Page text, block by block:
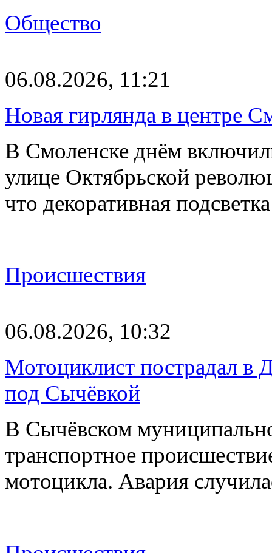
Общество
06.08.2026, 11:21
Новая гирлянда в центре
В Смоленске днём
улице Октябрьской
что декоративная
Происшествия
06.08.2026, 10:32
Мотоциклист пострадал в
под Сычёвкой
В Сычёвском
транспортное
мотоцикла. Авария